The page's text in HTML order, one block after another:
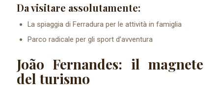
Da visitare assolutamente:
La spiaggia di Ferradura per le attività in famiglia
Parco radicale per gli sport d’avventura
João Fernandes: il magnete
del turismo